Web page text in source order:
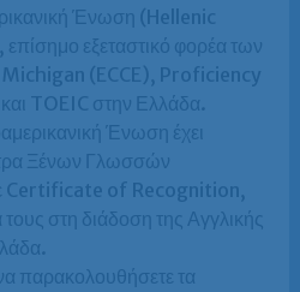
Ένωση (Hellenic
εξεταστικό φορέα των
Michigan (ECCE), Proficiency
TOEIC στην Ελλάδα.
Ένωση έχει
Ξένων Γλωσσών
Certificate of Recognition,
στη διάδοση της Αγγλικής
παρακολουθήσετε τα